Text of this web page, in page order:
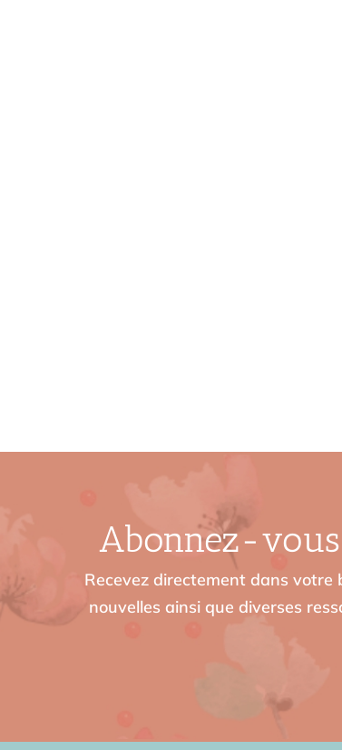
Abonnez-
Recevez directement dans votre
nouvelles ainsi que diverses